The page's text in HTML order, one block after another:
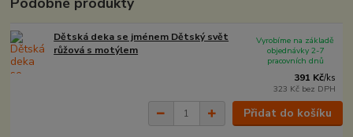
Dětská deka se jménem Dětský svět
růžová s motýlem
391 Kč/ks
323 Kč bez DPH
Vyrobíme na základě
objednávky 2-7
pracovních dnů
Přidat do košíku